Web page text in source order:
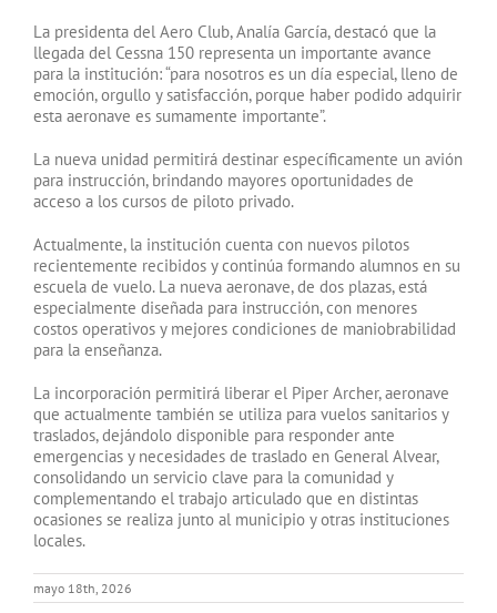
La presidenta del Aero Club, Analía García, destacó que la
llegada del Cessna 150 representa un importante avance
para la institución: “para nosotros es un día especial, lleno de
emoción, orgullo y satisfacción, porque haber podido adquirir
esta aeronave es sumamente importante”.
La nueva unidad permitirá destinar específicamente un avión
para instrucción, brindando mayores oportunidades de
acceso a los cursos de piloto privado.
Actualmente, la institución cuenta con nuevos pilotos
recientemente recibidos y continúa formando alumnos en su
escuela de vuelo. La nueva aeronave, de dos plazas, está
especialmente diseñada para instrucción, con menores
costos operativos y mejores condiciones de maniobrabilidad
para la enseñanza.
La incorporación permitirá liberar el Piper Archer, aeronave
que actualmente también se utiliza para vuelos sanitarios y
traslados, dejándolo disponible para responder ante
emergencias y necesidades de traslado en General Alvear,
consolidando un servicio clave para la comunidad y
complementando el trabajo articulado que en distintas
ocasiones se realiza junto al municipio y otras instituciones
locales.
mayo 18th, 2026